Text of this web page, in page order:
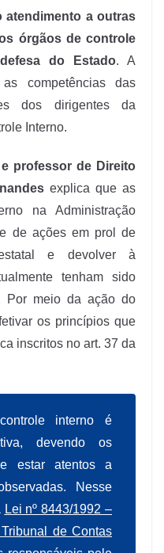
atendimento a outras
órgãos de controle
do Estado. A
competências das
dos dirigentes da
Interno.
professor de Direito
explica que as
na Administração
de ações em prol de
e devolver à
tenham sido
Por meio da ação do
os princípios que
inscritos no art. 37 da
interno é
devendo os
estar atentos a
Nesse
Lei nº 8443/1992 –
de Contas